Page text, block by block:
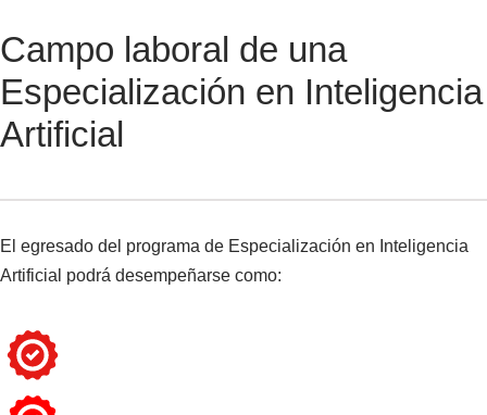
Campo laboral de una
Especialización en Inteligencia
Artificial
El egresado del programa de Especialización en Inteligencia
Artificial podrá desempeñarse como: